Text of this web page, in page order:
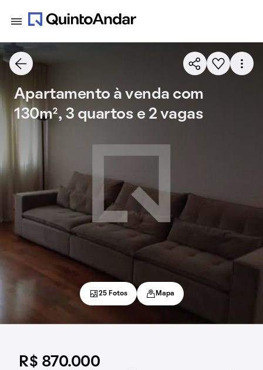
R$ 870.000
Apartamento à venda com
130m², 3 quartos e 2 vagas
25 Fotos Mapa